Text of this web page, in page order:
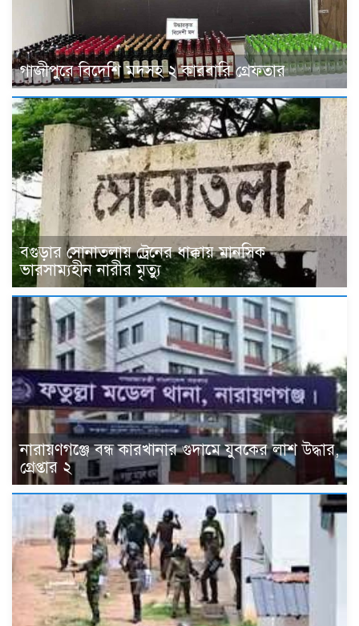
গাজীপুরে বিদেশি মদসহ ২ কারবারি গ্রেফতার
বগুড়ার সোনাতলায় ট্রেনের ধাক্কায় মানসিক
ভারসাম্যহীন নারীর মৃত্যু
নারায়ণগঞ্জে বন্ধ কারখানার গুদামে যুবকের লাশ উদ্ধার,
গ্রেপ্তার ২